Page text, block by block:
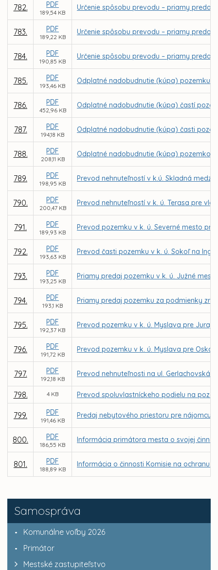
Samospráva
Komunálne voľby 2026
Primátor
Mestské zastupiteľstvo
782. PDF
189,54 KB
Určenie spôsobu prevodu – priamy predaj
783. PDF
189,22 KB
Určenie spôsobu prevodu – priamy predaj
784. PDF
190,85 KB
Určenie spôsobu prevodu – priamy predaj
785. PDF
193,46 KB
Odplatné nadobudnutie (kúpa) pozemku v
786. PDF
452,96 KB
Odplatné nadobudnutie (kúpa) častí
787. PDF
194,18 KB
Odplatné nadobudnutie (kúpa) časti
788. PDF
208,11 KB
Odplatné nadobudnutie (kúpa) pozemkov
789. PDF
198,95 KB
Prevod nehnuteľností v k.ú. Skladná
790. PDF
200,47 KB
Prevod nehnuteľností v k. ú. Terasa pre
791. PDF
189,93 KB
Prevod pozemku v k. ú. Severné mesto pre
792. PDF
193,63 KB
Prevod časti pozemku v k. ú. Sokoľ na Ing.
793. PDF
193,25 KB
Priamy predaj pozemku v k. ú. Južné
794. PDF
193,1 KB
Priamy predaj pozemku za podmienky
795. PDF
192,37 KB
Prevod pozemku v k. ú. Myslava pre
796. PDF
191,72 KB
Prevod pozemku v k. ú. Myslava pre
797. PDF
192,18 KB
Prevod nehnuteľnosti na ul. Gerlachovská
798. 4 KB Prevod spoluvlastníckeho podielu na
799. PDF
191,46 KB
Predaj nebytového priestoru pre nájomcu
800. PDF
186,55 KB
Informácia primátora mesta o svojej
801. PDF
188,89 KB
Informácia o činnosti Komisie na ochranu